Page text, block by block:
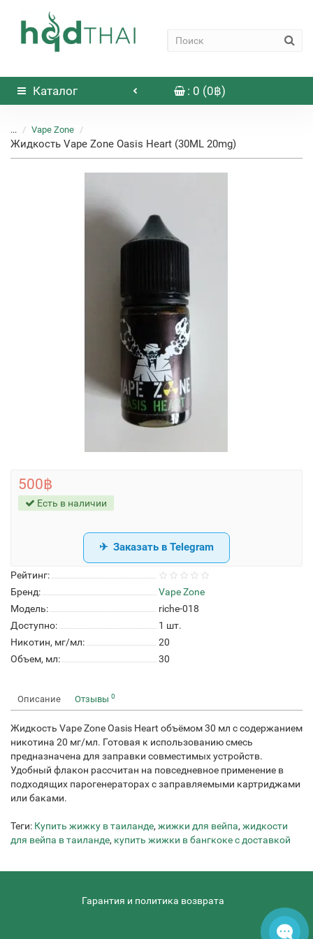
Каталог : 0 (0฿)
... Vape Zone
Жидкость Vape Zone Oasis Heart (30ML 20mg)
Рейтинг:
Бренд:
Vape Zone
Модель:
riche-018
Доступно:
1 шт.
Никотин, мг/мл:
20
Объем, мл:
30
500฿
Есть в наличии
Заказать в Telegram
Описание Отзывы 0
Жидкость Vape Zone Oasis Heart объёмом 30 мл с содержанием
никотина 20 мг/мл. Готовая к использованию смесь
предназначена для заправки совместимых устройств.
Удобный флакон рассчитан на повседневное применение в
подходящих парогенераторах с заправляемыми картриджами
или баками.
Теги: Купить жижку в таиланде, жижки для вейпа, жидкости
для вейпа в таиланде, купить жижки в бангкоке с доставкой
Гарантия и политика возврата